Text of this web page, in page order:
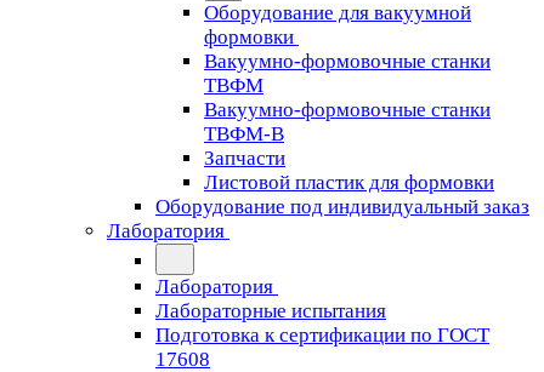
Оборудование для вакуумной
формовки
Вакуумно-формовочные станки
ТВФМ
Вакуумно-формовочные станки
ТВФМ-В
Запчасти
Листовой пластик для формовки
Оборудование под индивидуальный заказ
Лаборатория
Лаборатория
Лабораторные испытания
Подготовка к сертификации по ГОСТ
17608